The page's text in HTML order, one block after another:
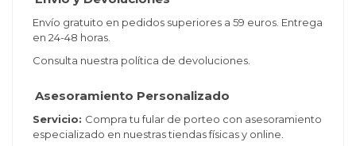
Envío gratuito en pedidos superiores a 59 euros. Entrega
en 24-48 horas.
Consulta nuestra política de devoluciones.
Asesoramiento Personalizado
Servicio: Compra tu fular de porteo con asesoramiento
especializado en nuestras tiendas físicas y online.